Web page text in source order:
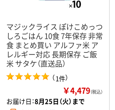
マジックライス ぽけこめっつ
しろごはん 10食 7年保存 非常
食 まとめ買い アルファ米 ア
レルギー対応 長期保存 ご飯
米 サタケ（直送品）
（1件）
￥4,479（税込）
お届け日：8月25日（火）まで